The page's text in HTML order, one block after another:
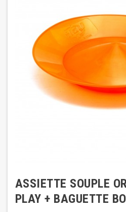
ASSIETTE SOUPLE
PLAY + BAGUETTE